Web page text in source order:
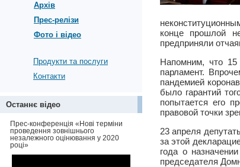
Архів
Прес-релізи
Фото і відео
Продукти та послуги
Контакти
Останнє відео
Прес-конференція «Нові терміни
проведення зовнішнього
незалежного оцінювання у 2020
році»
конце прошлой
предприняли
Напомним, что 15
парламент.
пандемией
было гарантий
попытается его
правовой точки
23 апреля
за этой
года о
председателя